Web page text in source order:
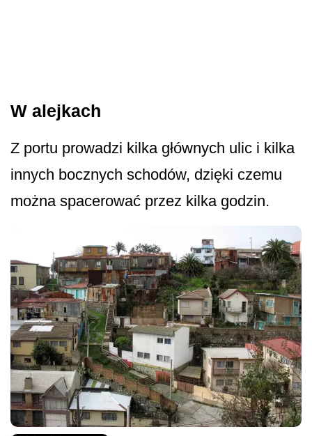
W alejkach
Z portu prowadzi kilka głównych ulic i kilka
innych bocznych schodów, dzięki czemu
można spacerować przez kilka godzin.